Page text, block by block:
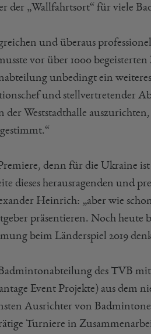
der „Wallfahrtsort“ für viele
und überaus
vor über 1000
unbedingt ein
und stellvertretender
der Weststadthalle
denn für die Ukraine
dieses herausragenden und
Heinrich: „aber wie
präsentieren. Noch
beim Länderspiel 2019
des TVB
Event Projekte) aus dem
Ausrichter von
Turniere in